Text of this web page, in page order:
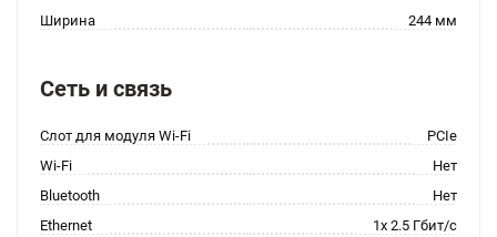
Ширина
244 мм
Сеть и связь
Слот для модуля Wi-Fi
PCIe
Wi-Fi
Нет
Bluetooth
Нет
Ethernet
1x 2.5 Гбит/с